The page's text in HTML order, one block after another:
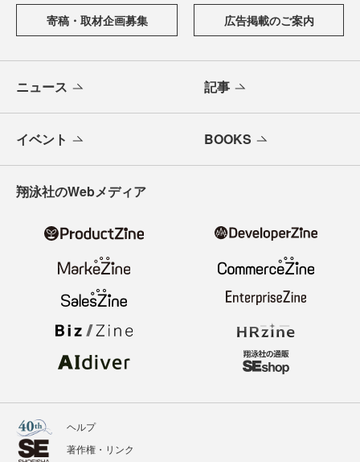
寄稿・取材企画募集 広告掲載のご案内
ニュース 記事
イベント BOOKS
翔泳社のWebメディア
ヘルプ
著作権・リンク